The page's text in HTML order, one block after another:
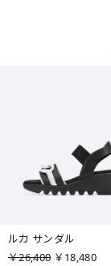
ルカ サンダル
￥26,400 ￥18,480